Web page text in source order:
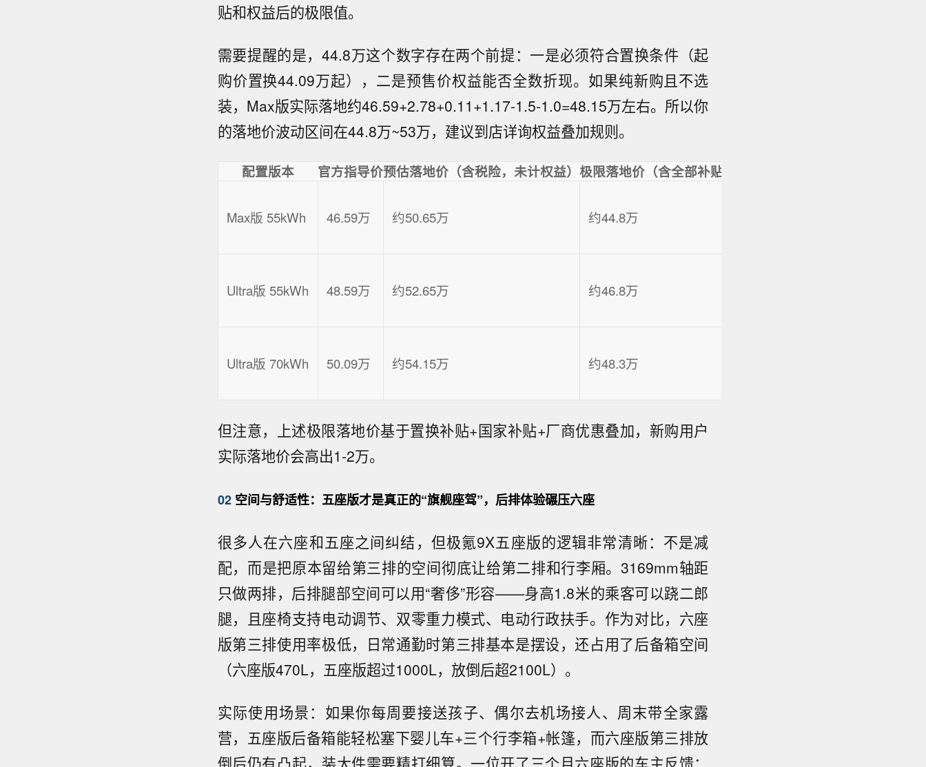
贴和权益后的极限值。
需要提醒的是，44.8万这个数字存在两个前提：一是必须符合置换条件（起
购价置换44.09万起），二是预售价权益能否全数折现。如果纯新购且不选
装，Max版实际落地约46.59+2.78+0.11+1.17-1.5-1.0=48.15万左右。所以你
的落地价波动区间在44.8万~53万，建议到店详询权益叠加规则。
配置版本 官方指导价预估落地价（含税险，未计权益） 极限落地价（含全部补贴+权益）
Max版 55kWh 46.59万 约50.65万 约44.8万
Ultra版 55kWh 48.59万 约52.65万 约46.8万
Ultra版 70kWh 50.09万 约54.15万 约48.3万
但注意，上述极限落地价基于置换补贴+国家补贴+厂商优惠叠加，新购用户
实际落地价会高出1-2万。
02空间与舒适性：五座版才是真正的“旗舰座驾”，后排体验碾压六座
很多人在六座和五座之间纠结，但极氪9X五座版的逻辑非常清晰：不是减
配，而是把原本留给第三排的空间彻底让给第二排和行李厢。3169mm轴距
只做两排，后排腿部空间可以用“奢侈”形容——身高1.8米的乘客可以跷二郎
腿，且座椅支持电动调节、双零重力模式、电动行政扶手。作为对比，六座
版第三排使用率极低，日常通勤时第三排基本是摆设，还占用了后备箱空间
（六座版470L，五座版超过1000L，放倒后超2100L）。
实际使用场景：如果你每周要接送孩子、偶尔去机场接人、周末带全家露
营，五座版后备箱能轻松塞下婴儿车+三个行李箱+帐篷，而六座版第三排放